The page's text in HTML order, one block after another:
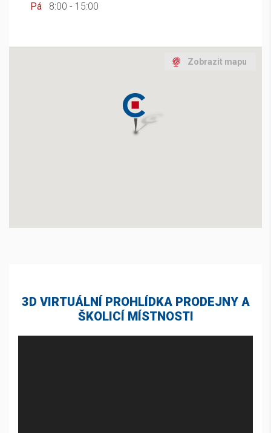
Pá 8:00 - 15:00
Zobrazit mapu
3D VIRTUÁLNÍ PROHLÍDKA PRODEJNY A
ŠKOLICÍ MÍSTNOSTI